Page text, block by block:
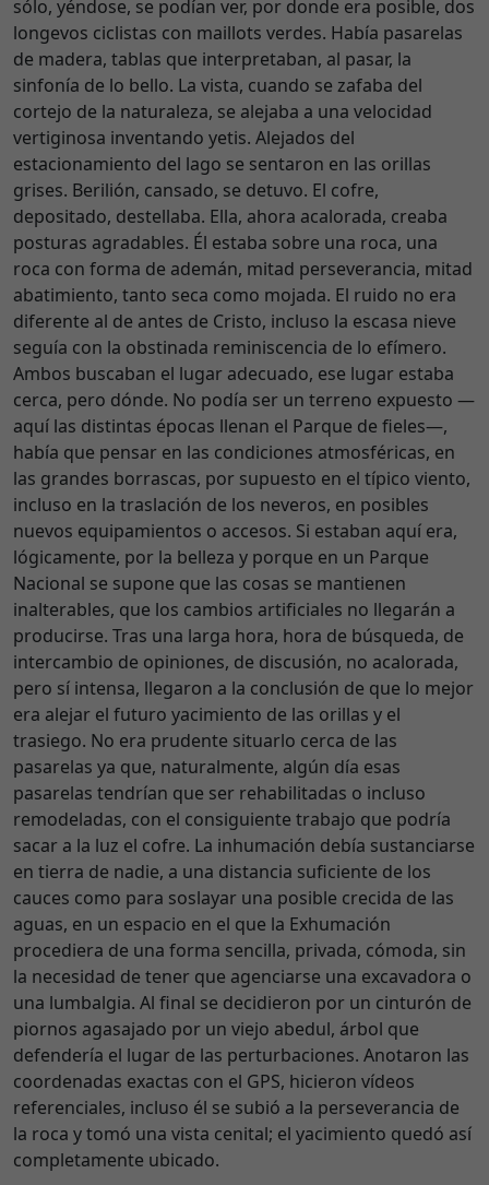
sólo, yéndose, se podían ver, por donde era posible, dos
longevos ciclistas con maillots verdes. Había pasarelas
de madera, tablas que interpretaban, al pasar, la
sinfonía de lo bello. La vista, cuando se zafaba del
cortejo de la naturaleza, se alejaba a una velocidad
vertiginosa inventando yetis. Alejados del
estacionamiento del lago se sentaron en las orillas
grises. Berilión, cansado, se detuvo. El cofre,
depositado, destellaba. Ella, ahora acalorada, creaba
posturas agradables. Él estaba sobre una roca, una
roca con forma de ademán, mitad perseverancia, mitad
abatimiento, tanto seca como mojada. El ruido no era
diferente al de antes de Cristo, incluso la escasa nieve
seguía con la obstinada reminiscencia de lo efímero.
Ambos buscaban el lugar adecuado, ese lugar estaba
cerca, pero dónde. No podía ser un terreno expuesto —
aquí las distintas épocas llenan el Parque de fieles—,
había que pensar en las condiciones atmosféricas, en
las grandes borrascas, por supuesto en el típico viento,
incluso en la traslación de los neveros, en posibles
nuevos equipamientos o accesos. Si estaban aquí era,
lógicamente, por la belleza y porque en un Parque
Nacional se supone que las cosas se mantienen
inalterables, que los cambios artificiales no llegarán a
producirse. Tras una larga hora, hora de búsqueda, de
intercambio de opiniones, de discusión, no acalorada,
pero sí intensa, llegaron a la conclusión de que lo mejor
era alejar el futuro yacimiento de las orillas y el
trasiego. No era prudente situarlo cerca de las
pasarelas ya que, naturalmente, algún día esas
pasarelas tendrían que ser rehabilitadas o incluso
remodeladas, con el consiguiente trabajo que podría
sacar a la luz el cofre. La inhumación debía sustanciarse
en tierra de nadie, a una distancia suficiente de los
cauces como para soslayar una posible crecida de las
aguas, en un espacio en el que la Exhumación
procediera de una forma sencilla, privada, cómoda, sin
la necesidad de tener que agenciarse una excavadora o
una lumbalgia. Al final se decidieron por un cinturón de
piornos agasajado por un viejo abedul, árbol que
defendería el lugar de las perturbaciones. Anotaron las
coordenadas exactas con el GPS, hicieron vídeos
referenciales, incluso él se subió a la perseverancia de
la roca y tomó una vista cenital; el yacimiento quedó así
completamente ubicado.